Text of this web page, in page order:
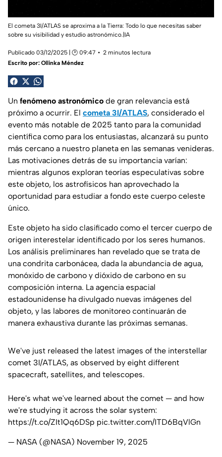
El cometa 3I/ATLAS se aproxima a la Tierra: Todo lo que necesitas saber
sobre su visibilidad y estudio astronómico.|IA
Publicado 03/12/2025 | 🕑 09:47
2 minutos lectura
Escrito por: Ollinka Méndez
Un fenómeno astronómico de gran relevancia está
próximo a ocurrir. El cometa 3I/ATLAS, considerado el
evento más notable de 2025 tanto para la comunidad
científica como para los entusiastas, alcanzará su punto
más cercano a nuestro planeta en las semanas venideras.
Las motivaciones detrás de su importancia varían:
mientras algunos exploran teorías especulativas sobre
este objeto, los astrofísicos han aprovechado la
oportunidad para estudiar a fondo este cuerpo celeste
único.
Este objeto ha sido clasificado como el tercer cuerpo de
origen interestelar identificado por los seres humanos.
Los análisis preliminares han revelado que se trata de
una condrita carbonácea, dada la abundancia de agua,
monóxido de carbono y dióxido de carbono en su
composición interna. La agencia espacial
estadounidense ha divulgado nuevas imágenes del
objeto, y las labores de monitoreo continuarán de
manera exhaustiva durante las próximas semanas.
We've just released the latest images of the interstellar
comet 3I/ATLAS, as observed by eight different
spacecraft, satellites, and telescopes.
Here's what we've learned about the comet — and how
we're studying it across the solar system:
https://t.co/ZIt1Qq6DSp pic.twitter.com/ITD6BqVlGn
— NASA (@NASA) November 19, 2025